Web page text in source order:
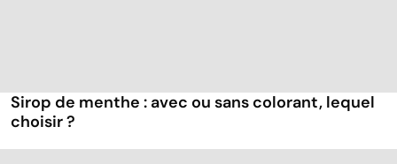
Sirop de menthe : avec ou sans colorant, lequel
choisir ?